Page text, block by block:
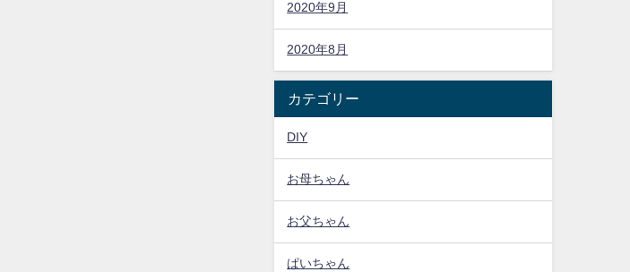
2020年9月
2020年8月
カテゴリー
DIY
お母ちゃん
お父ちゃん
ぱいちゃん